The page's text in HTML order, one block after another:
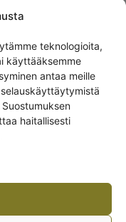
teknologioita,
käyttääksemme
antaa meille
haitallisesti
Maustepurkit
€
receiving messages from